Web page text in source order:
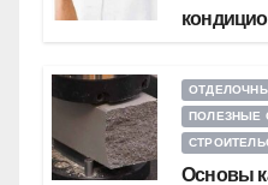
ПОЛЕЗНЫЕ
Основы